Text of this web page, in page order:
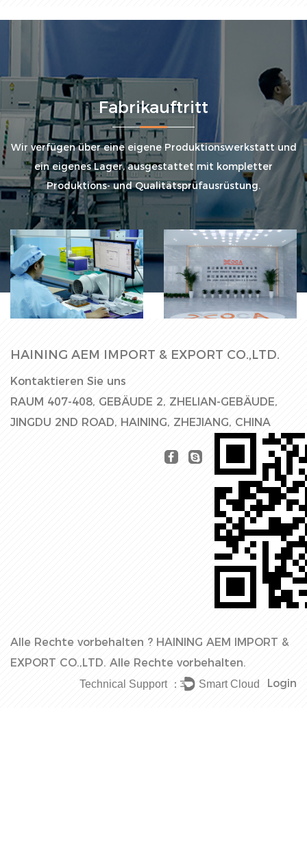
Fabrikauftritt
Wir verfügen über eine eigene Produktionswerkstatt und
ein eigenes Lager, ausgestattet mit kompletter
Produktions- und Qualitätsprüfausrüstung.
Fabrikhalle Produktionslinie
HAINING AEM IMPORT & EXPORT CO.,LTD.
Kontaktieren Sie uns
RAUM 407-408, GEBÄUDE 2, ZHELIAN-GEBÄUDE,
JINGDU 2ND ROAD, HAINING, ZHEJIANG, CHINA
Alle Rechte vorbehalten ? HAINING AEM IMPORT &
EXPORT CO.,LTD. Alle Rechte vorbehalten.
Login
Technical Support ： Smart Cloud